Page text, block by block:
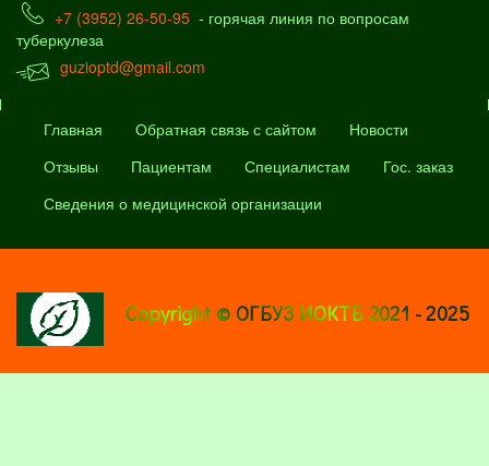
+7 (3952) 26-50-95 - горячая линия по вопросам
туберкулеза
guzioptd@gmail.com
Главная Обратная связь с сайтом
Новости
Отзывы
Пациентам Специалистам
Гос. заказ
Сведения о медицинской организации
Copyright © ОГБУЗ ИОКТБ 2021 - 2025